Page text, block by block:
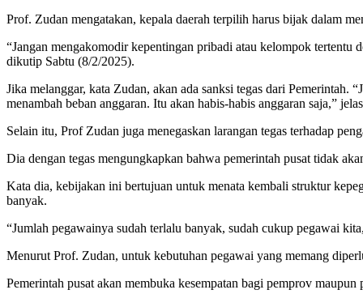
Prof. Zudan mengatakan, kepala daerah terpilih harus bijak dalam
“Jangan mengakomodir kepentingan pribadi atau kelompok tertentu
dikutip Sabtu (8/2/2025).
Jika melanggar, kata Zudan, akan ada sanksi tegas dari Pemerintah.
menambah beban anggaran. Itu akan habis-habis anggaran saja,”
Selain itu, Prof Zudan juga menegaskan larangan tegas terhadap
Dia dengan tegas mengungkapkan bahwa pemerintah pusat tidak
Kata dia, kebijakan ini bertujuan untuk menata kembali struktur
banyak.
“Jumlah pegawainya sudah terlalu banyak, sudah cukup pegawai
Menurut Prof. Zudan, untuk kebutuhan pegawai yang memang
Pemerintah pusat akan membuka kesempatan bagi pemprov